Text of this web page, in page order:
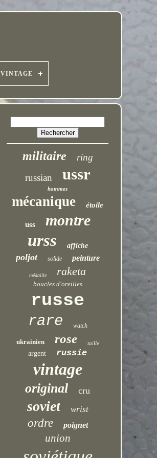
VINTAGE
militaire
ring
russian
ussr
hommes
mécanique étoile
uss montre
urss affiche
poljot solide peinture
médaille raketa
boucles d'oreilles
russe
rare watch
ukrainien rose taille
argent russie
vintage
original cru
soviet wrist
ordre poignet
union